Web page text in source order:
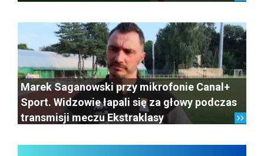
Marek Saganowski przy mikrofonie Canal+
Sport. Widzowie łapali się za głowy podczas
transmisji meczu Ekstraklasy